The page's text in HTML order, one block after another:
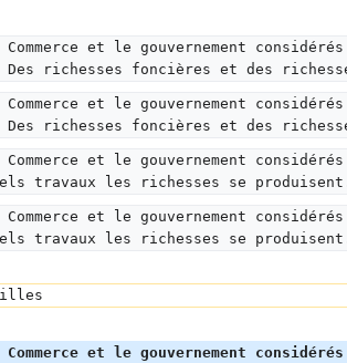
et le gouvernement
richesses foncières et des
et le gouvernement
richesses foncières et des
et le gouvernement
travaux les richesses se
et le gouvernement
travaux les richesses se
et le gouvernement